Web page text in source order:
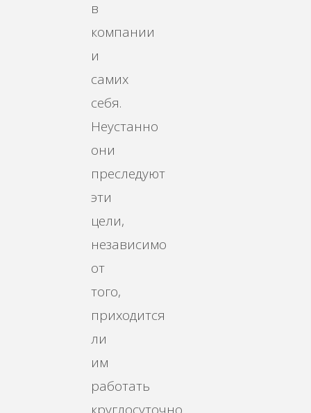
в
компании
и
самих
себя.
Неустанно
они
преследуют
эти
цели,
независимо
от
того,
приходится
ли
им
работать